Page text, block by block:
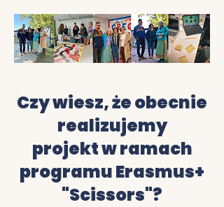
Czy wiesz, że obecnie
realizujemy
projektw ramach
programu Erasmus+
"Scissors"?